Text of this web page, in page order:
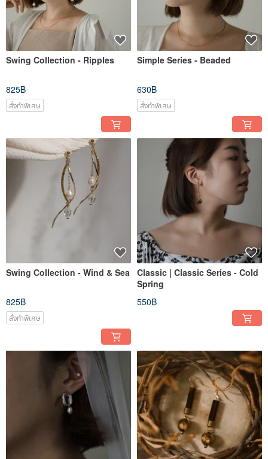
Swing Collection - Ripples
825฿
สั่งทำพิเศษ
Simple Series - Beaded
630฿
สั่งทำพิเศษ
Swing Collection - Wind & Sea
825฿
สั่งทำพิเศษ
Classic | Classic Series - Cold
Spring
550฿